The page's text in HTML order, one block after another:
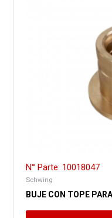
N° Parte: 10018047
Schwing
BUJE CON TOPE